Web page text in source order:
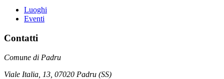
Luoghi
Eventi
Contatti
Comune di Padru
Viale Italia, 13, 07020 Padru (SS)